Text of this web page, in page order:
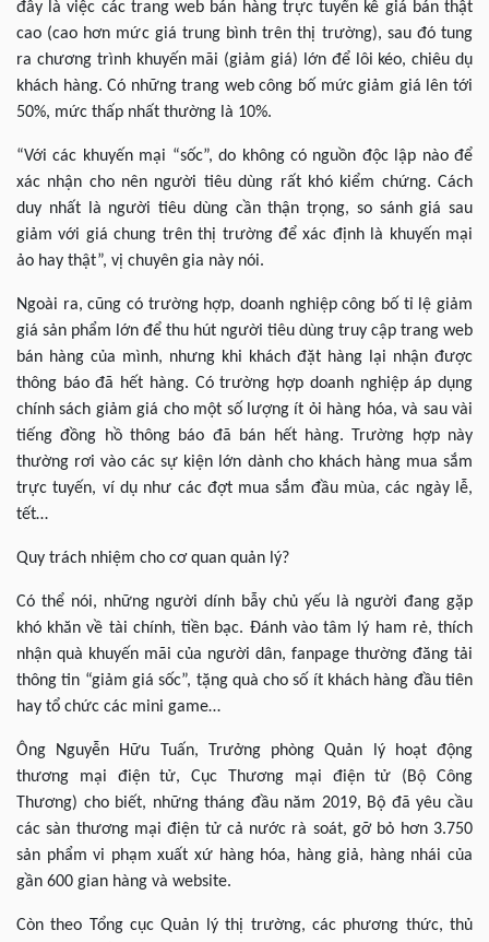
đây là việc các trang web bán hàng trực tuyến kê giá bán thật
cao (cao hơn mức giá trung bình trên thị trường), sau đó tung
ra chương trình khuyến mãi (giảm giá) lớn để lôi kéo, chiêu dụ
khách hàng. Có những trang web công bố mức giảm giá lên tới
50%, mức thấp nhất thường là 10%.
“Với các khuyến mại “sốc”, do không có nguồn độc lập nào để
xác nhận cho nên người tiêu dùng rất khó kiểm chứng. Cách
duy nhất là người tiêu dùng cần thận trọng, so sánh giá sau
giảm với giá chung trên thị trường để xác định là khuyến mại
ảo hay thật”, vị chuyên gia này nói.
Ngoài ra, cũng có trường hợp, doanh nghiệp công bố tỉ lệ giảm
giá sản phẩm lớn để thu hút người tiêu dùng truy cập trang web
bán hàng của mình, nhưng khi khách đặt hàng lại nhận được
thông báo đã hết hàng. Có trường hợp doanh nghiệp áp dụng
chính sách giảm giá cho một số lượng ít ỏi hàng hóa, và sau vài
tiếng đồng hồ thông báo đã bán hết hàng. Trường hợp này
thường rơi vào các sự kiện lớn dành cho khách hàng mua sắm
trực tuyến, ví dụ như các đợt mua sắm đầu mùa, các ngày lễ,
tết…
Quy trách nhiệm cho cơ quan quản lý?
Có thể nói, những người dính bẫy chủ yếu là người đang gặp
khó khăn về tài chính, tiền bạc. Đánh vào tâm lý ham rẻ, thích
nhận quà khuyến mãi của người dân, fanpage thường đăng tải
thông tin “giảm giá sốc”, tặng quà cho số ít khách hàng đầu tiên
hay tổ chức các mini game…
Ông Nguyễn Hữu Tuấn, Trưởng phòng Quản lý hoạt động
thương mại điện tử, Cục Thương mại điện tử (Bộ Công
Thương) cho biết, những tháng đầu năm 2019, Bộ đã yêu cầu
các sàn thương mại điện tử cả nước rà soát, gỡ bỏ hơn 3.750
sản phẩm vi phạm xuất xứ hàng hóa, hàng giả, hàng nhái của
gần 600 gian hàng và website.
Còn theo Tổng cục Quản lý thị trường, các phương thức, thủ